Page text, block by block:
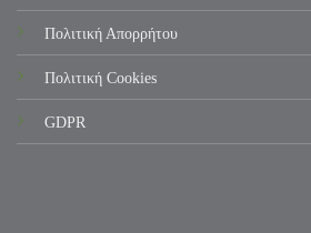
Πολιτική Απορρήτου
Πολιτική Cookies
GDPR